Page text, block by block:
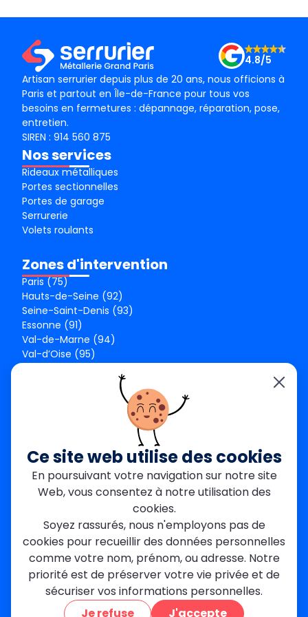
Artisan serrurier depuis plus de 20 ans, nous officions à
Paris et partout en Île-de-France pour tous vos
besoins en fermetures : dépannage, réparation, pose,
entretien.
4.8/5
SIREN : 914 560 875
Nos services
Rideaux métalliques
Portes sectionnelles
Portes de garage
Serrurerie
Volets roulants
Zones d'intervention
Paris (75)
Hauts-de-Seine (92)
Seine-Saint-Denis (93)
Essonne (91)
Val-de-Marne (94)
Val-d’Oise (95)
Seine-Saint-Denis
Garges-lès-Gonesse
Val-de-Marne
Dourdan
Mantes-la-Jolie
Créteil
Seine-et-Marne
Contact
01 84 24 42 80
Ce site web utilise des cookies
En poursuivant votre navigation sur notre site
Web, vous consentez à notre utilisation des
cookies.
Soyez rassurés, nous n'employons pas de
cookies pour recueillir des données personnelles
comme votre nom, prénom, ou adresse. Notre
priorité est de préserver votre vie privée et de
sécuriser vos informations personnelles.
Je refuse
J'accepte